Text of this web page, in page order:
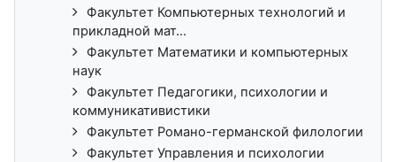
Факультет Компьютерных технологий и
прикладной мат...
Факультет Математики и компьютерных
наук
Факультет Педагогики, психологии и
коммуникативистики
Факультет Романо-германской филологии
Факультет Управления и психологии